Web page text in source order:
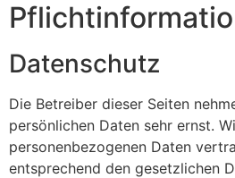
Datenschutz
Die Betreiber dieser Seiten
persönlichen Daten sehr ernst.
personenbezogenen Daten
entsprechend den gesetzlichen